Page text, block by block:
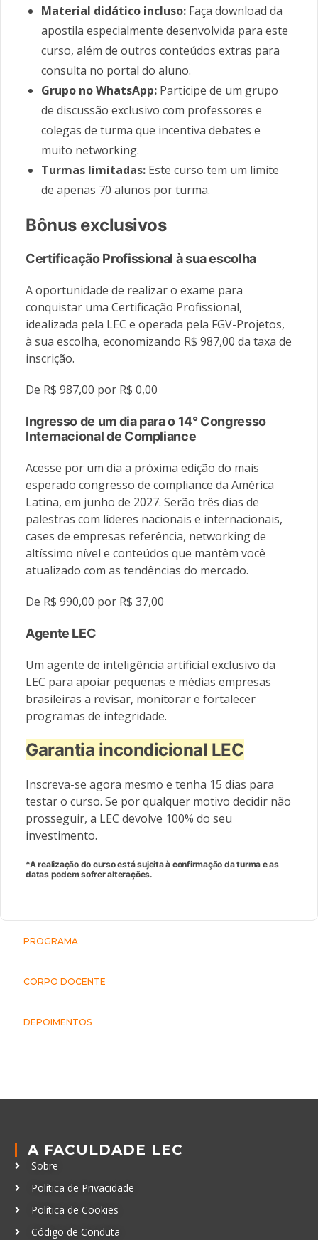
Material didático incluso: Faça download da
apostila especialmente desenvolvida para este
curso, além de outros conteúdos extras para
consulta no portal do aluno.
Grupo no WhatsApp: Participe de um grupo
de discussão exclusivo com professores e
colegas de turma que incentiva debates e
muito networking.
Turmas limitadas: Este curso tem um limite
de apenas 70 alunos por turma.
Bônus exclusivos
Certificação Profissional à sua escolha
A oportunidade de realizar o exame para
conquistar uma Certificação Profissional,
idealizada pela LEC e operada pela FGV-Projetos,
à sua escolha, economizando R$ 987,00 da taxa de
inscrição.
De R$ 987,00 por R$ 0,00
Ingresso de um dia para o 14° Congresso
Internacional de Compliance
Acesse por um dia a próxima edição do mais
esperado congresso de compliance da América
Latina, em junho de 2027. Serão três dias de
palestras com líderes nacionais e internacionais,
cases de empresas referência, networking de
altíssimo nível e conteúdos que mantêm você
atualizado com as tendências do mercado.
De R$ 990,00 por R$ 37,00
Agente LEC
Um agente de inteligência artificial exclusivo da
LEC para apoiar pequenas e médias empresas
brasileiras a revisar, monitorar e fortalecer
programas de integridade.
Garantia incondicional LEC
Inscreva-se agora mesmo e tenha 15 dias para
testar o curso. Se por qualquer motivo decidir não
prosseguir, a LEC devolve 100% do seu
investimento.
*A realização do curso está sujeita à confirmação da turma e as
datas podem sofrer alterações.
PROGRAMA
CORPO DOCENTE
DEPOIMENTOS
A FACULDADE LEC
Sobre
Política de Privacidade
Política de Cookies
Código de Conduta